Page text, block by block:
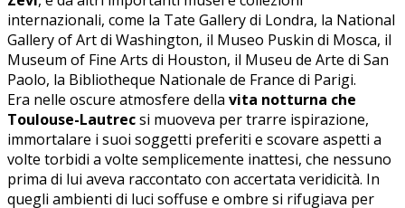
internazionali, come la Tate Gallery di Londra, la National
Gallery of Art di Washington, il Museo Puskin di Mosca, il
Museum of Fine Arts di Houston, il Museu de Arte di San
Paolo, la Bibliotheque Nationale de France di Parigi.
Era nelle oscure atmosfere della vita notturna che
Toulouse-Lautrecsi muoveva per trarre ispirazione,
immortalare i suoi soggetti preferiti e scovare aspetti a
volte torbidi a volte semplicemente inattesi, che nessuno
prima di lui aveva raccontato con accertata veridicità. In
quegli ambienti di luci soffuse e ombre si rifugiava per